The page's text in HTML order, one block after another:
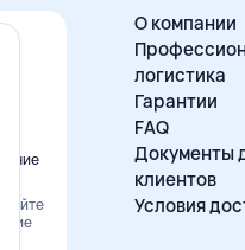
О компании
логистика
Гарантии
FAQ
Документы
клиентов
Условия